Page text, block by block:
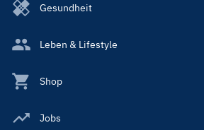
Gesundheit
Leben & Lifestyle
Shop
Jobs